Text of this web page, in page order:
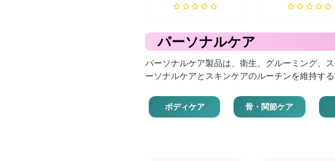
パーソナルケア
パーソナルケア製品は、衛生、グルーミング、
ーソナルケアとスキンケアのルーチンを維持す
ボディケア 骨・関節ケア